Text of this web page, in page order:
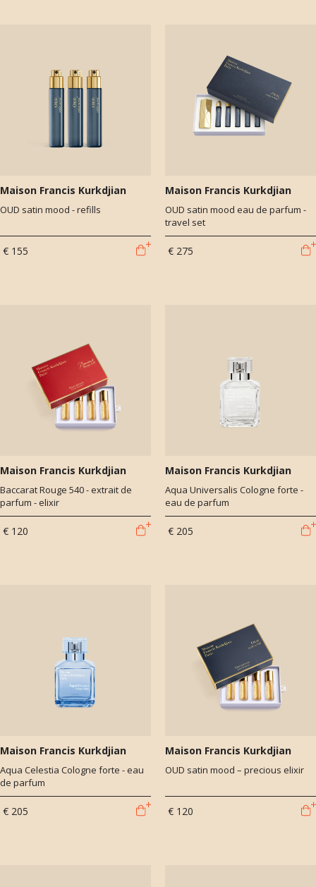
Maison Francis Kurkdjian
OUD satin mood - refills
€ 155
Maison Francis Kurkdjian
OUD satin mood eau de parfum -
travel set
€ 275
Maison Francis Kurkdjian
Baccarat Rouge 540 - extrait de
parfum - elixir
€ 120
Maison Francis Kurkdjian
Aqua Universalis Cologne forte -
eau de parfum
€ 205
Maison Francis Kurkdjian
Aqua Celestia Cologne forte - eau
de parfum
€ 205
Maison Francis Kurkdjian
OUD satin mood – precious elixir
€ 120